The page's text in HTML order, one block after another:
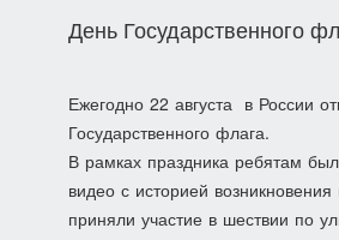
День Государственного
Ежегодно 22 августа в России
Государственного флага.
В рамках праздника ребятам
видео с историей возникновения
приняли участие в шествии по